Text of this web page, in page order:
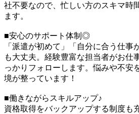
社不要なので、忙しい方のスキマ時
ます。
■安心のサポート体制◎
「派遣が初めて」「自分に合う仕事
も大丈夫。経験豊富な担当者がお仕
っかりフォローします。悩みや不安
境が整っています！
■働きながらスキルアップ♪
資格取得をバックアップする制度も